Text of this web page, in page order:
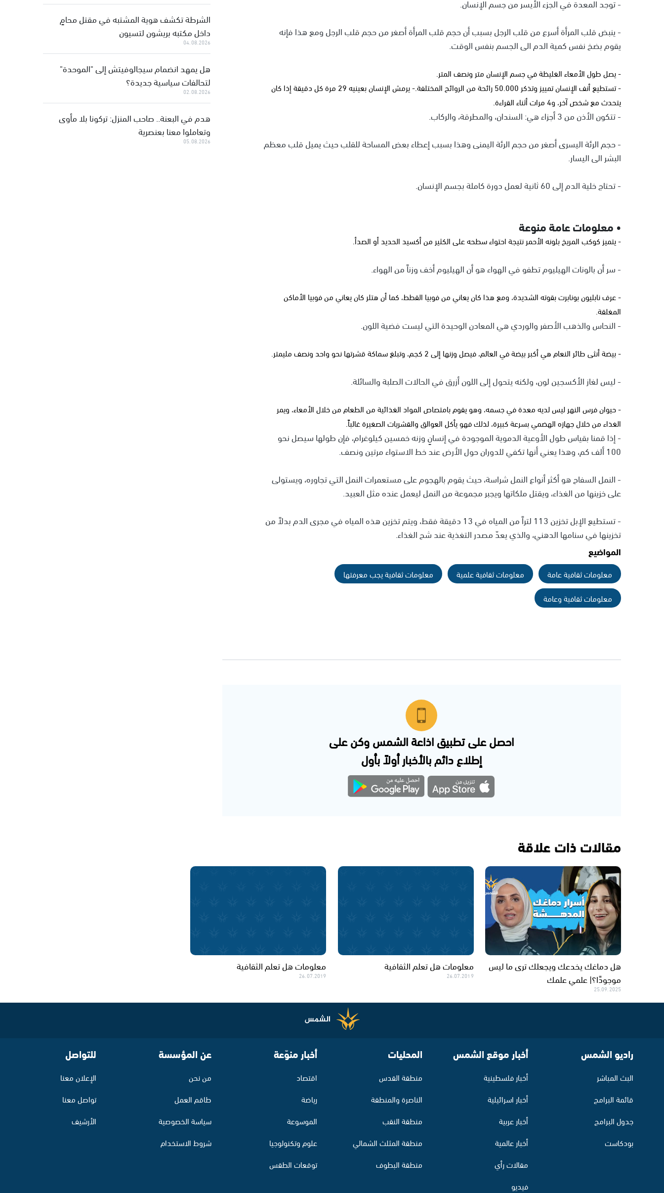
- ينبض قلب المرأة أسرع من قلب الرجل بسبب أن حجم قلب المرأة أصغر من حجم قلب الرجل ومع هذا فإنه
يقوم بضخ نفس كمية الدم الى الجسم بنفس الوقت.
- يصل طول الأمعاء الغليظة في جسم الإنسان متر ونصف المتر.
- تستطيع أنف الإنسان تمييز وتذكر 50.000 رائحة من الروائح المختلفة.- يرمش الإنسان بعينيه 29 مرة كل دقيقة إذا كان
يتحدث مع شخص آخر، و4 مرات أثناء القراءة.
- تتكون الأذن من 3 أجزاء هي: السندان، والمطرقة، والركاب.
- حجم الرئة اليسرى أصغر من حجم الرئة اليمنى وهذا بسبب إعطاء بعض المساحة للقلب حيث يميل قلب معظم
البشر الى اليسار.
- تحتاج خلية الدم إلى 60 ثانية لعمل دورة كاملة بجسم الإنسان.
• معلومات عامة منوعة
- يتميز كوكب المريخ بلونه الأحمر نتيجة احتواء سطحه على الكثير من أكسيد الحديد أو الصدأ.
- سر أن بالونات الهيليوم تطفو في الهواء هو أن الهيليوم أخف وزناً من الهواء.
- عرف نابليون بونابرت بقوته الشديدة، ومع هذا كان يعاني من فوبيا القطط، كما أن هتلر كان يعاني من فوبيا الأماكن
المغلقة.
- النحاس والذهب الأصفر والوردي هي المعادن الوحيدة التي ليست فضية اللون.
- بيضة أنثى طائر النعام هي أكبر بيضة في العالم، فيصل وزنها إلى 2 كجم، وتبلغ سماكة قشرتها نحو واحد ونصف مليمتر.
- ليس لغاز الأكسجين لون، ولكنه يتحول إلى اللون أزرق في الحالات الصلبة والسائلة.
- حيوان فرس النهر ليس لديه معدة في جسمه، وهو يقوم بامتصاص المواد الغذائية من الطعام من خلال الأمعاء، ويمر
الغذاء من خلال جهازه الهضمي بسرعة كبيرة، لذلك فهو يأكل العوالق والقشريات الصغيرة غالباً.
- إذا قمنا بقياس طول الأوعية الدموية الموجودة في إنسانٍ وزنه خمسين كيلوغرام، فإن طولها سيصل نحو
100 ألف كم، وهذا يعني أنها تكفي للدوران حول الأرض عند خط الاستواء مرتين ونصف.
- النمل السفاح هو أكثر أنواع النمل شراسة، حيث يقوم بالهجوم على مستعمرات النمل التي تجاوره، ويستولى
على خزينها من الغذاء، ويقتل ملكاتها ويجبر مجموعة من النمل ليعمل عنده مثل العبيد.
- تستطيع الإبل تخزين 113 لتراً من المياه في 13 دقيقة فقط، ويتم تخزين هذه المياه في مجرى الدم بدلاً من
تخزينها في سنامها الدهني، والذي يعدّ مصدر التغذية عند شح الغذاء.
المواضيع
معلومات ثقافية عامة معلومات ثقافية علمية
معلومات ثقافية يجب معرفتها
معلومات ثقافية وعامة
احصل على تطبيق اذاعة الشمس وكن على
إطلاع دائم بالأخبار أولاً بأول
الشرطة تكشف هوية المشتبه في مقتل محامٍ
داخل مكتبه بريشون لتسيون
04.08.2026
هل يمهد انضمام سيجالوفيتش إلى "الموحدة"
لتحالفات سياسية جديدة؟
02.08.2026
هدم في البعنة.. صاحب المنزل: تركونا بلا مأوى
وتعاملوا معنا بعنصرية
05.08.2026
مقالات ذات علاقة
هل دماغك يخدعك ويجعلك ترى ما ليس
موجودًا؟| علمي علمك
25.09.2025
معلومات هل تعلم الثقافية
26.07.2019
معلومات هل تعلم الثقافية
26.07.2019
راديو الشمس
البث المباشر
قائمة البرامج
جدول البرامج
بودكاست
أخبار موقع الشمس
أخبار فلسطينية
أخبار اسرائيلية
أخبار عربية
أخبار عالمية
مقالات رأي
فيديو
المحليات
منطقة القدس
الناصرة والمنطقة
منطقة النقب
منطقة المثلث الشمالي
منطقة البطوف
أخبار منوّعة
اقتصاد
رياضة
الموسوعة
علوم وتكنولوجيا
توقعات الطقس
عن المؤسسة
من نحن
طاقم العمل
سياسة الخصوصية
شروط الاستخدام
للتواصل
الإعلان معنا
تواصل معنا
الأرشيف